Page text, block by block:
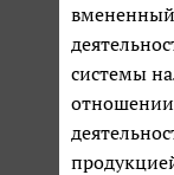
вмененный
системы